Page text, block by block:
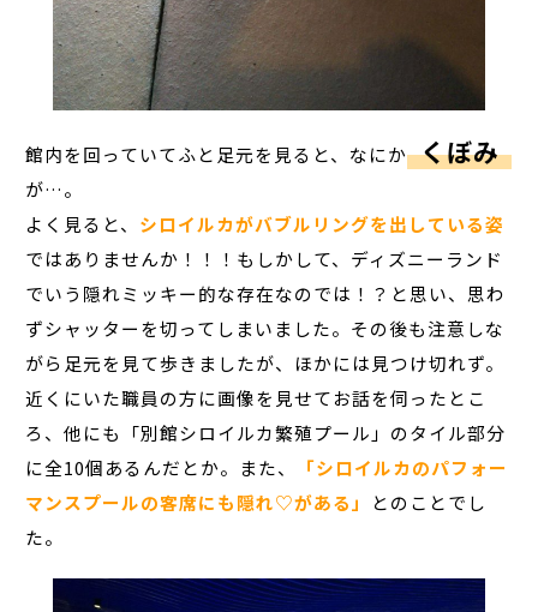
館内を回っていてふと足元を見ると、なにか くぼみ
が…。
よく見ると、 シロイルカがバブルリングを出している姿
ではありませんか！！！もしかして、ディズニーランド
でいう隠れミッキー的な存在なのでは！？と思い、思わ
ずシャッターを切ってしまいました。その後も注意しな
がら足元を見て歩きましたが、ほかには見つけ切れず。
近くにいた職員の方に画像を見せてお話を伺ったとこ
ろ、他にも「別館シロイルカ繁殖プール」のタイル部分
に全10個あるんだとか。また、
「シロイルカのパフォー
マンスプールの客席にも隠れ♡がある」
とのことでし
た。